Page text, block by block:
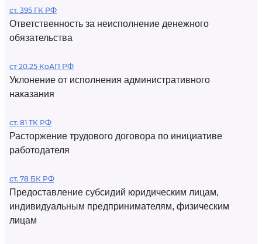
ст. 395 ГК РФ
Ответственность за неисполнение денежного
обязательства
ст 20.25 КоАП РФ
Уклонение от исполнения административного
наказания
ст. 81 ТК РФ
Расторжение трудового договора по инициативе
работодателя
ст. 78 БК РФ
Предоставление субсидий юридическим лицам,
индивидуальным предпринимателям, физическим
лицам